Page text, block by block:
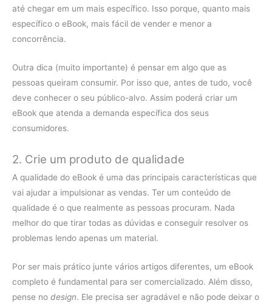
até chegar em um mais específico. Isso porque, quanto mais
específico o eBook, mais fácil de vender e menor a
concorrência.
Outra dica (muito importante) é pensar em algo que as
pessoas queiram consumir. Por isso que, antes de tudo, você
deve conhecer o seu público-alvo. Assim poderá criar um
eBook que atenda a demanda específica dos seus
consumidores.
2. Crie um produto de qualidade
A qualidade do eBook é uma das principais características que
vai ajudar a impulsionar as vendas. Ter um conteúdo de
qualidade é o que realmente as pessoas procuram. Nada
melhor do que tirar todas as dúvidas e conseguir resolver os
problemas lendo apenas um material.
Por ser mais prático junte vários artigos diferentes, um eBook
completo é fundamental para ser comercializado. Além disso,
pense no design. Ele precisa ser agradável e não pode deixar o